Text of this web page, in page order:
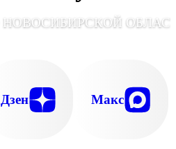
НОВОСИБИРСКОЙ
Дзен Макс